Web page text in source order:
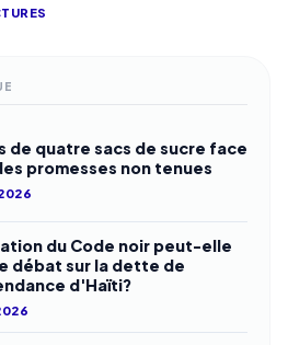
de quatre sacs de sucre face
promesses non tenues
du Code noir peut-elle
débat sur la dette de
d'Haïti?